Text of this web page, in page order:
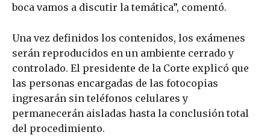
boca vamos a discutir la temática”, comentó.
Una vez definidos los contenidos, los exámenes
serán reproducidos en un ambiente cerrado y
controlado. El presidente de la Corte explicó que
las personas encargadas de las fotocopias
ingresarán sin teléfonos celulares y
permanecerán aisladas hasta la conclusión total
del procedimiento.